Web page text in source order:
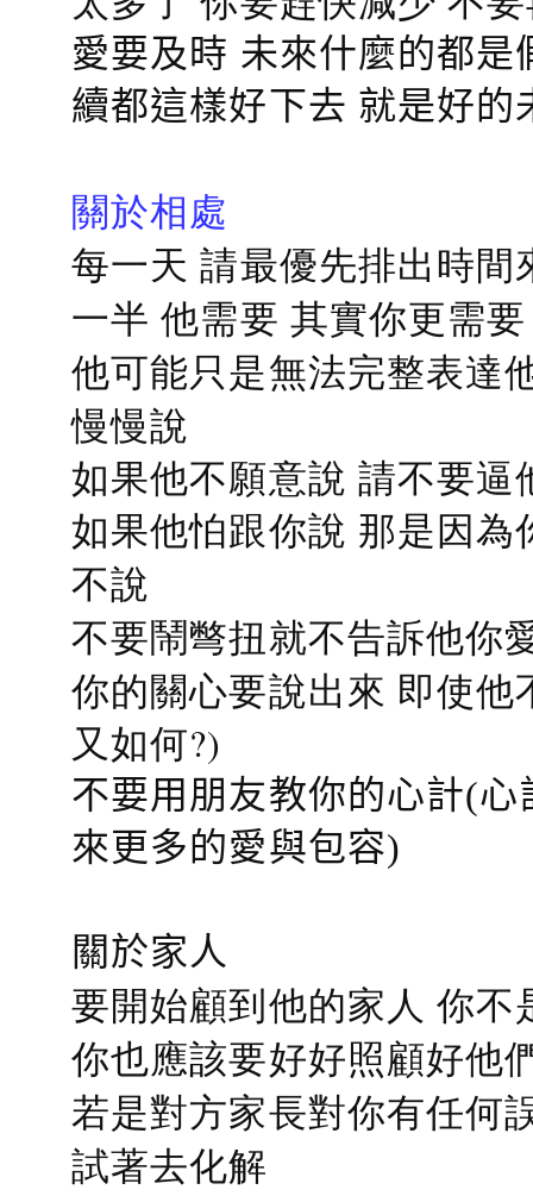
愛要及時 未來什麼的都
續都這樣好下去 就是好的
關於相處
每一天 請最優先排出時
一半 他需要 其實你更需要
他可能只是無法完整表達
慢慢說
如果他不願意說 請不要逼
如果他怕跟你說 那是因
不說
不要鬧彆扭就不告訴他你
你的關心要說出來 即使
又如何?)
不要用朋友教你的心計(
來更多的愛與包容)
關於家人
要開始顧到他的家人 你
你也應該要好好照顧好他
若是對方家長對你有任何
試著去化解